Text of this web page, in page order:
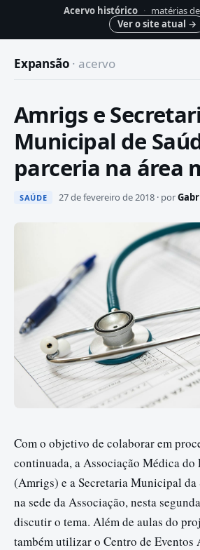
Acervo histórico · matérias
Ver o site atual →
Expansão · acervo
Amrigs e
Municipal de
parceria na área
SAÚDE 27 de fevereiro de 2018 · por
Com o objetivo de colaborar em
continuada, a Associação Médica do
(Amrigs) e a Secretaria Municipal da
na sede da Associação, nesta
discutir o tema. Além de aulas do
também utilizar o Centro de Eventos